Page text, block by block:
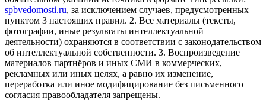
spbvedomosti.ru, за исключением случаев, предусмотренных
пунктом 3 настоящих правил. 2. Все материалы (тексты,
фотографии, иные результаты интеллектуальной
деятельности) охраняются в соответствии с законодательством
об интеллектуальной собственности. 3. Воспроизведение
материалов партнёров и иных СМИ в коммерческих,
рекламных или иных целях, а равно их изменение,
переработка или иное модифицирование без письменного
согласия правообладателя запрещены.